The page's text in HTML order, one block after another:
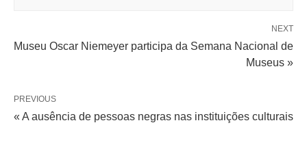
NEXT
Museu Oscar Niemeyer participa da Semana Nacional de
Museus »
PREVIOUS
« A ausência de pessoas negras nas instituições culturais